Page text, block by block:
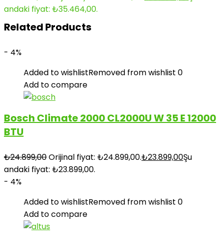
andaki fiyat: ₺35.464,00.
Related Products
- 4%
Added to wishlistRemoved from wishlist 0
Add to compare
Bosch Climate 2000 CL2000U W 35 E 12000
BTU
₺24.899,00Orijinal fiyat: ₺24.899,00.₺23.899,00Şu
andaki fiyat: ₺23.899,00.
- 4%
Added to wishlistRemoved from wishlist 0
Add to compare